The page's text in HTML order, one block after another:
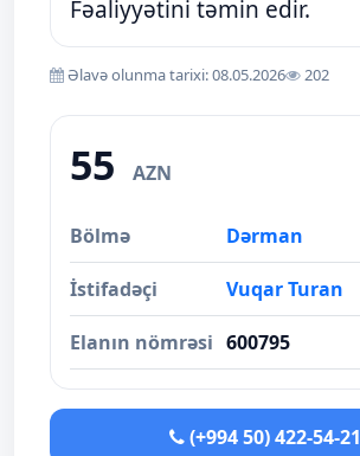
Fəaliyyətini təmin edir.
Əlavə olunma tarixi: 08.05.2026 202
55 AZN
Bölmə Dərman
İstifadəçi Vuqar Turan
Elanın nömrəsi 600795
(+994 50) 422-54-21